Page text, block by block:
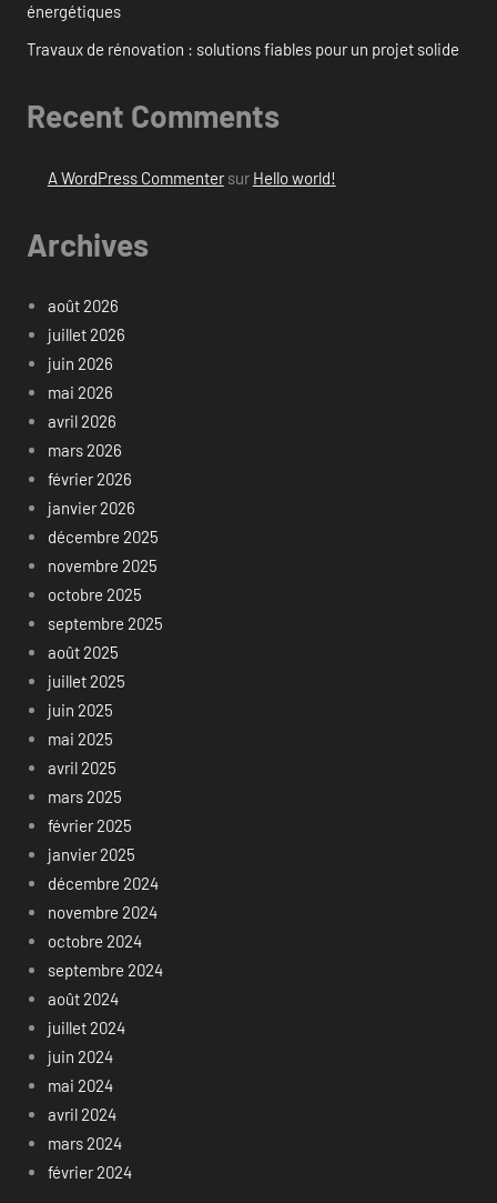
énergétiques
Travaux de rénovation : solutions fiables pour un projet solide
Recent Comments
A WordPress Commentersur Hello world!
Archives
août 2026
juillet 2026
juin 2026
mai 2026
avril 2026
mars 2026
février 2026
janvier 2026
décembre 2025
novembre 2025
octobre 2025
septembre 2025
août 2025
juillet 2025
juin 2025
mai 2025
avril 2025
mars 2025
février 2025
janvier 2025
décembre 2024
novembre 2024
octobre 2024
septembre 2024
août 2024
juillet 2024
juin 2024
mai 2024
avril 2024
mars 2024
février 2024